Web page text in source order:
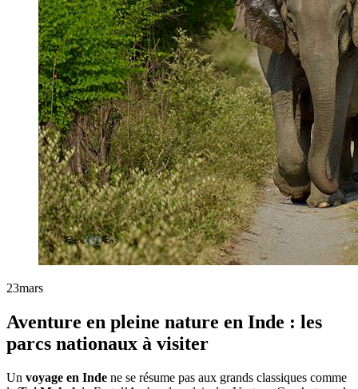
23mars
Aventure en pleine nature en Inde : les
parcs nationaux à visiter
Un voyage en Inde ne se résume pas aux grands classiques comme